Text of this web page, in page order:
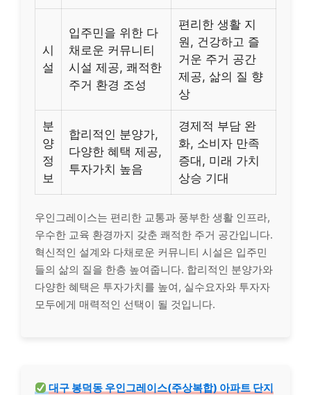
시
설
입주민을 위한 다
채로운 커뮤니티
시설 제공, 쾌적한
주거 환경 조성
편리한 생활 지
원, 건강하고 즐
거운 주거 공간
제공, 삶의 질 향
상
분
양
정
보
합리적인 분양가,
다양한 혜택 제공,
투자가치 높음
경제적 부담 완
화, 소비자 만족
증대, 미래 가치
상승 기대
우인그레이스는 편리한 교통과 풍부한 생활 인프라,
우수한 교육 환경까지 갖춘 쾌적한 주거 공간입니다.
혁신적인 설계와 다채로운 커뮤니티 시설은 입주민
들의 삶의 질을 한층 높여줍니다. 합리적인 분양가와
다양한 혜택은 투자가치를 높여, 실수요자와 투자자
모두에게 매력적인 선택이 될 것입니다.
대구 봉덕동 우인그레이스(주상복합) 아파트 단지